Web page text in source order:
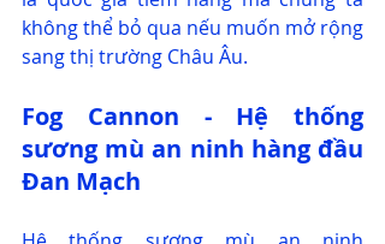
không thể bỏ qua nếu muốn mở rộng
sang thị trường Châu Âu.
Fog Cannon - Hệ thống
sương mù an ninh hàng đầu
Đan Mạch